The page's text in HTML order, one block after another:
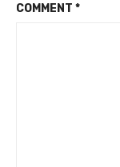
COMMENT *